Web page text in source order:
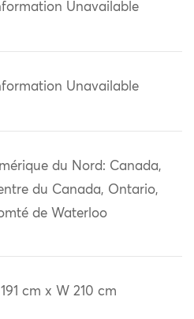
Unavailable
Unavailable
du Nord: Canada,
du Canada, Ontario,
de Waterloo
191 cm x W 210 cm